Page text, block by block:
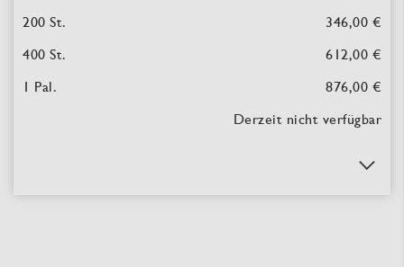
346,00 €
612,00 €
876,00 €
Derzeit nicht verfügbar